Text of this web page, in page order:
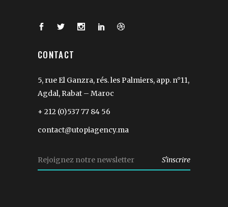
CONTACT
5, rue El Ganzra, rés. les Palmiers, app. n°11,
Agdal, Rabat – Maroc
+ 212 (0)537 77 84 56
contact@utopiagency.ma